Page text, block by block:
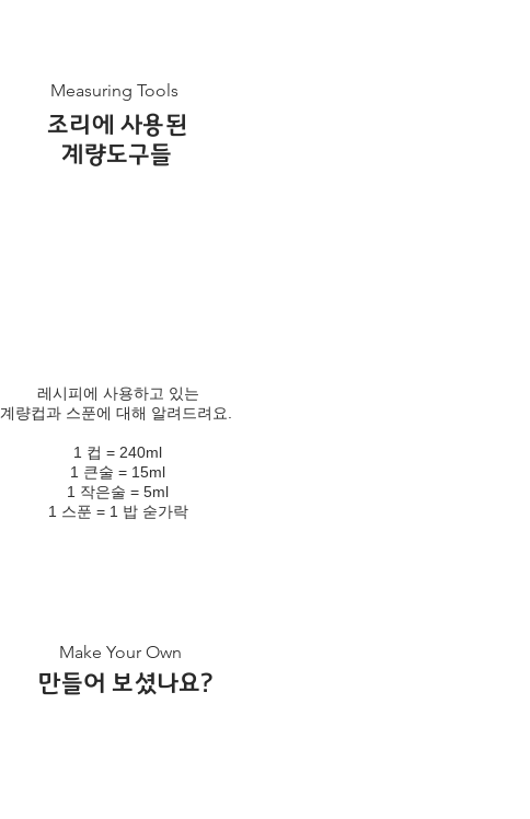
Measuring Tools
조리에 사용된
계량도구들
레시피에 사용하고 있는
계량컵과 스푼에 대해 알려드려요.
1 컵 = 240ml
1 큰술 = 15ml
1 작은술 = 5ml
1 스푼 = 1 밥 숟가락
Make Your Own
​만들어 보셨나요?